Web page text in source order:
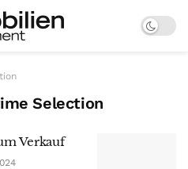
Selection
Verkauf